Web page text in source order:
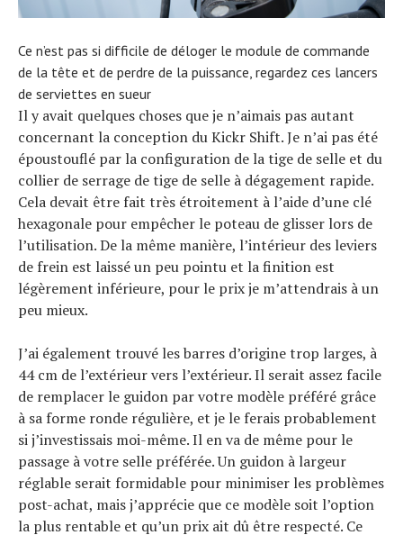
Ce n’est pas si difficile de déloger le module de commande
de la tête et de perdre de la puissance, regardez ces lancers
de serviettes en sueur
Il y avait quelques choses que je n’aimais pas autant
concernant la conception du Kickr Shift. Je n’ai pas été
époustouflé par la configuration de la tige de selle et du
collier de serrage de tige de selle à dégagement rapide.
Cela devait être fait très étroitement à l’aide d’une clé
hexagonale pour empêcher le poteau de glisser lors de
l’utilisation. De la même manière, l’intérieur des leviers
de frein est laissé un peu pointu et la finition est
légèrement inférieure, pour le prix je m’attendrais à un
peu mieux.
J’ai également trouvé les barres d’origine trop larges, à
44 cm de l’extérieur vers l’extérieur. Il serait assez facile
de remplacer le guidon par votre modèle préféré grâce
à sa forme ronde régulière, et je le ferais probablement
si j’investissais moi-même. Il en va de même pour le
passage à votre selle préférée. Un guidon à largeur
réglable serait formidable pour minimiser les problèmes
post-achat, mais j’apprécie que ce modèle soit l’option
la plus rentable et qu’un prix ait dû être respecté. Ce